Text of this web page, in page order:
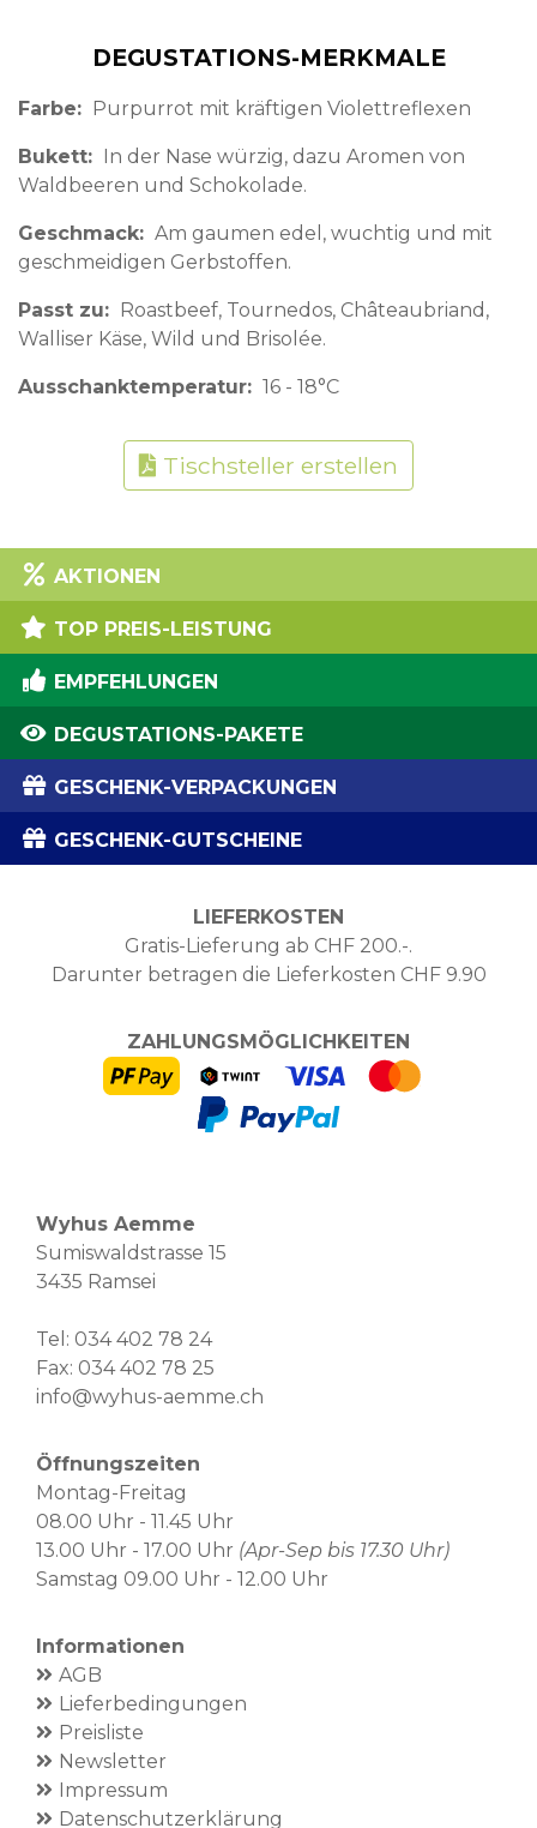
DEGUSTATIONS-MERKMALE
Farbe Purpurrot mit kräftigen Violettreflexen
Bukett
In der Nase würzig, dazu Aromen von
Waldbeeren und Schokolade.
Geschmack
Am gaumen edel, wuchtig und mit
geschmeidigen Gerbstoffen.
Passt zu
Roastbeef, Tournedos, Châteaubriand,
Walliser Käse, Wild und Brisolée.
Ausschanktemperatur 16 - 18°C
Tischsteller erstellen
AKTIONEN
TOP PREIS-LEISTUNG
EMPFEHLUNGEN
DEGUSTATIONS-PAKETE
GESCHENK-VERPACKUNGEN
GESCHENK-GUTSCHEINE
LIEFERKOSTEN
Gratis-Lieferung ab CHF 200.-.
Darunter betragen die Lieferkosten CHF 9.90
ZAHLUNGSMÖGLICHKEITEN
Wyhus Aemme
Sumiswaldstrasse 15
3435 Ramsei
Tel: 034 402 78 24
Fax: 034 402 78 25
info@wyhus-aemme.ch
Öffnungszeiten
Montag-Freitag
08.00 Uhr - 11.45 Uhr
13.00 Uhr - 17.00 Uhr (Apr-Sep bis 17.30 Uhr)
Samstag 09.00 Uhr - 12.00 Uhr
Informationen
AGB
Lieferbedingungen
Preisliste
Newsletter
Impressum
Datenschutzerklärung